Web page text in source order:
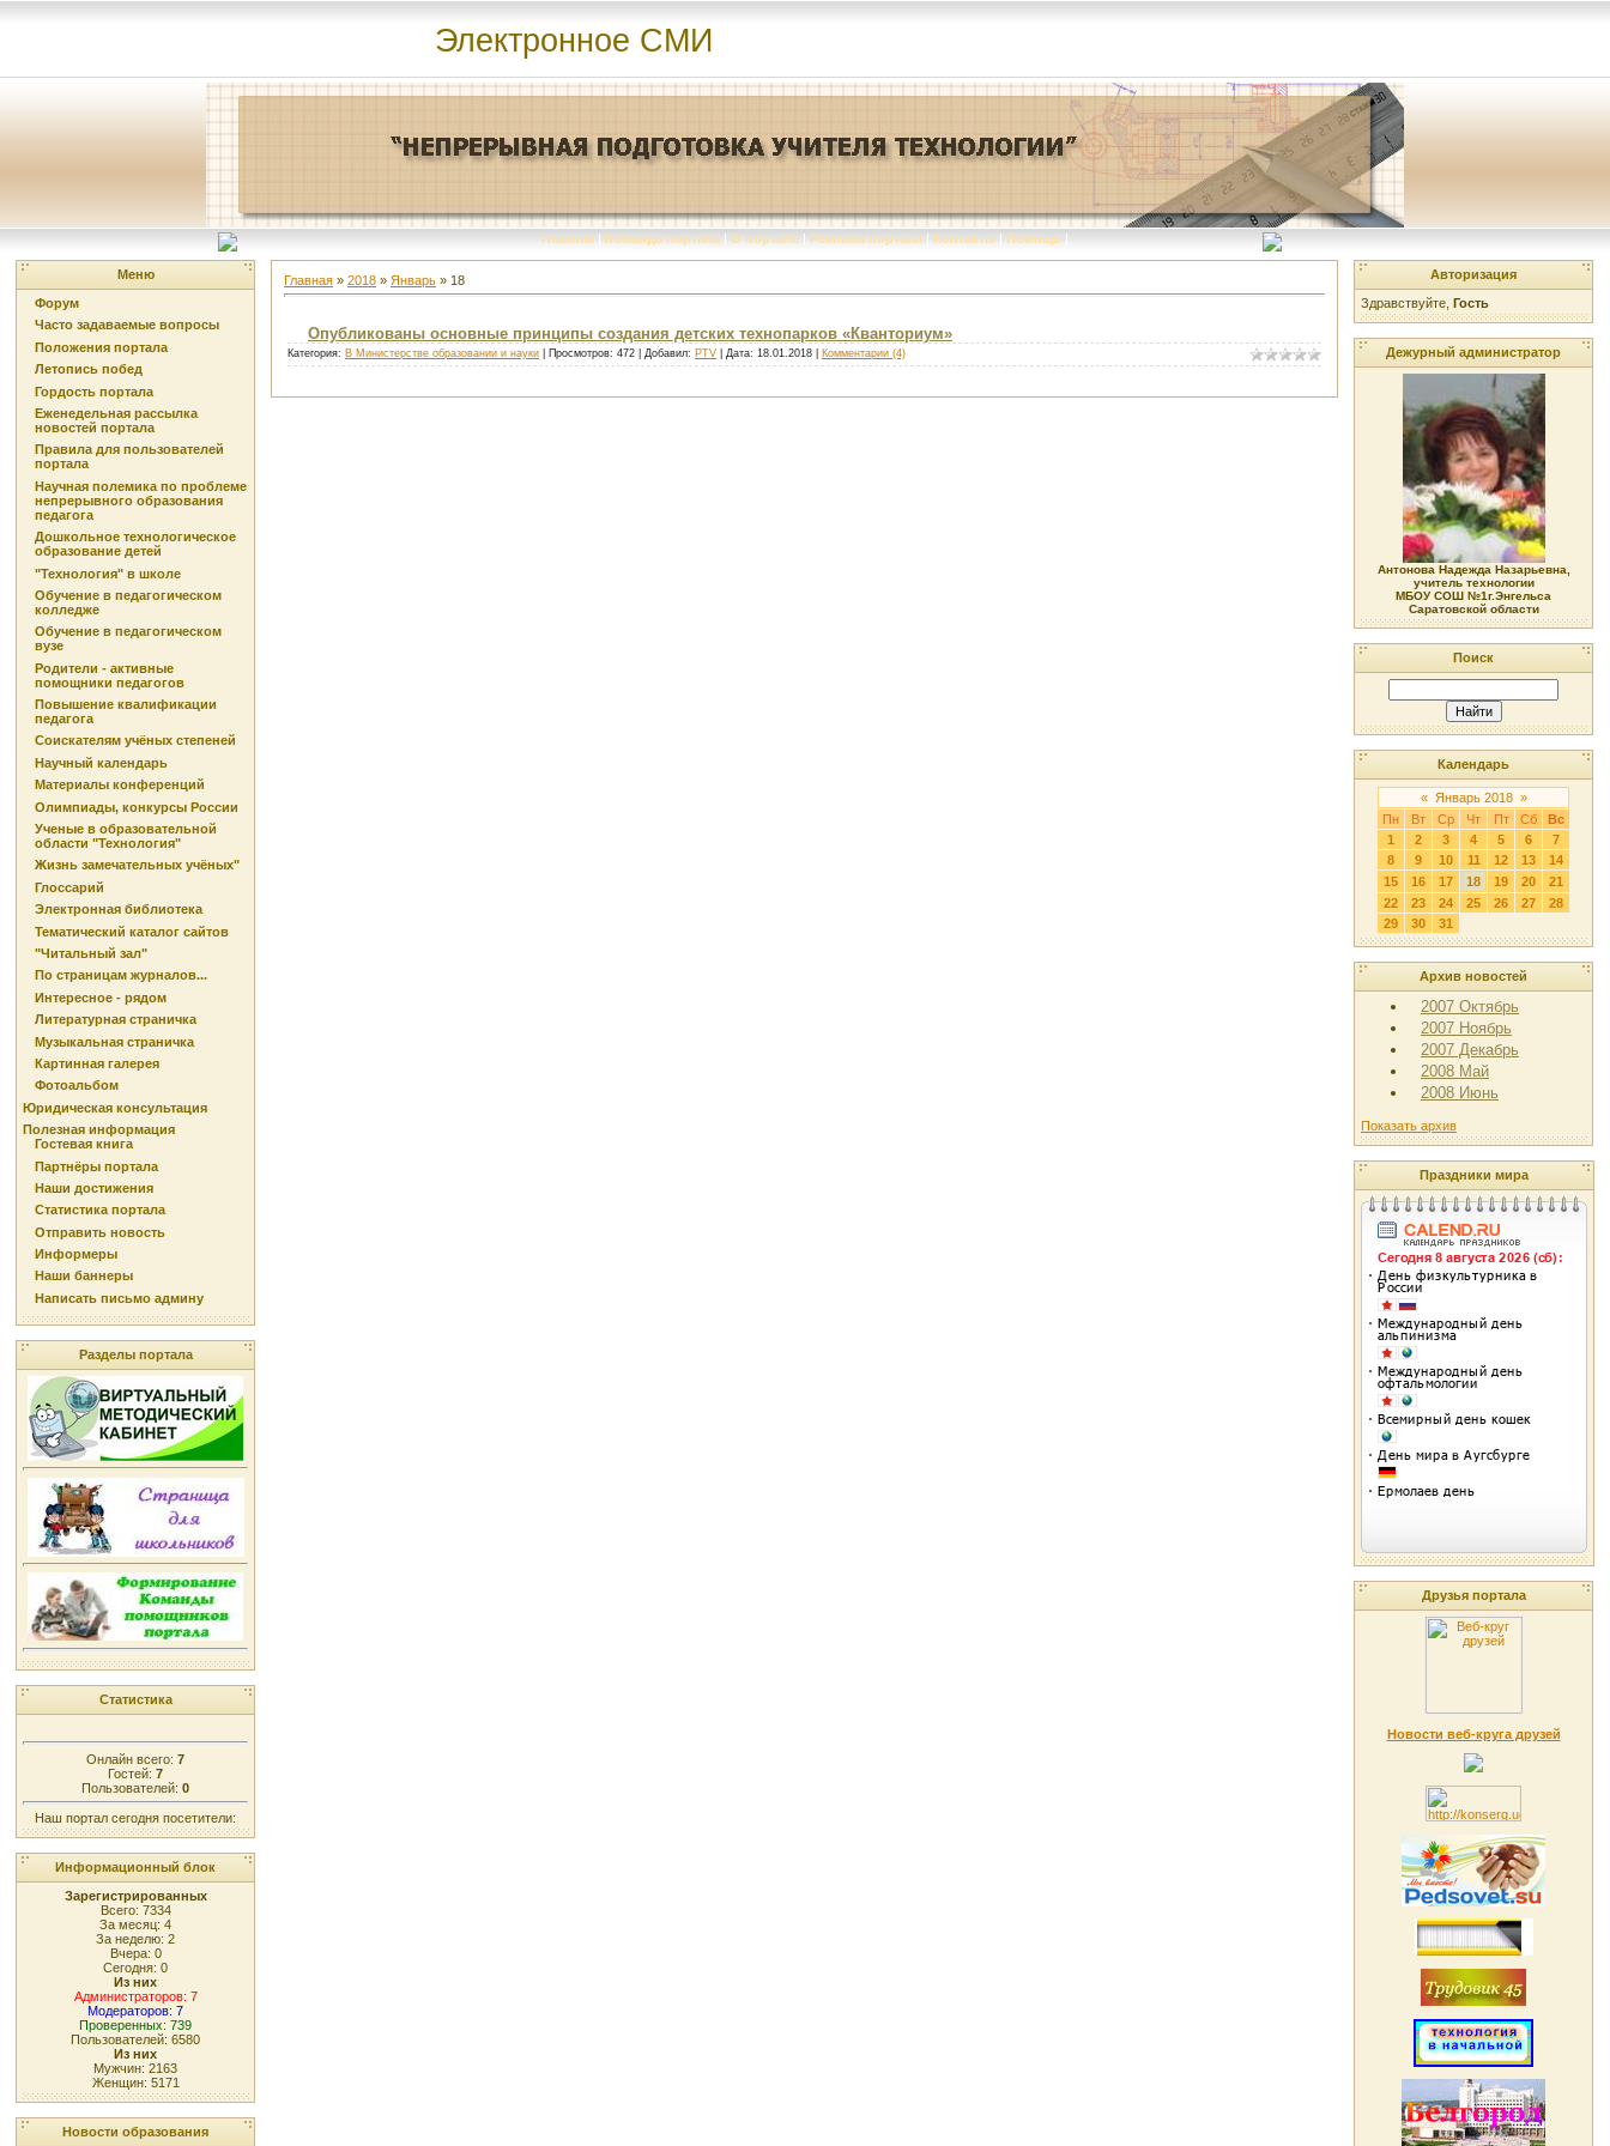
Электронное СМИ
Главная | Команда портала | О портале | Реклама портала | Контакты | Помощь |
Меню
Форум
Часто задаваемые вопросы
Положения портала
Летопись побед
Гордость портала
Еженедельная рассылка
новостей портала
Правила для пользователей
портала
Научная полемика по проблеме
непрерывного образования
педагога
Дошкольное технологическое
образование детей
"Технология" в школе
Обучение в педагогическом
колледже
Обучение в педагогическом
вузе
Родители - активные
помощники педагогов
Повышение квалификации
педагога
Соискателям учёных степеней
Научный календарь
Материалы конференций
Олимпиады, конкурсы России
Ученые в образовательной
области "Технология"
Жизнь замечательных учёных"
Глоссарий
Электронная библиотека
Тематический каталог сайтов
"Читальный зал"
По страницам журналов...
Интересное - рядом
Литературная страничка
Музыкальная страничка
Картинная галерея
Фотоальбом
Юридическая консультация
Полезная информация
Гостевая книга
Партнёры портала
Наши достижения
Статистика портала
Отправить новость
Информеры
Наши баннеры
Написать письмо админу
Разделы портала
Статистика
Онлайн всего: 7
Гостей: 7
Пользователей: 0
Наш портал сегодня посетители:
Информационный блок
Зарегистрированных
Всего: 7334
За месяц: 4
За неделю: 2
Вчера: 0
Сегодня: 0
Из них
Администраторов: 7
Модераторов: 7
Проверенных: 739
Пользователей: 6580
Из них
Мужчин: 2163
Женщин: 5171
Новости образования
Главная » 2018 » Январь » 18
Опубликованы основные принципы создания детских технопарков «Кванториум»
Категория: В Министерстве образовании и науки | Просмотров: 472 | Добавил: PTV | Дата: 18.01.2018 Комментарии (4)
Авторизация
Здравствуйте, Гость
Дежурный администратор
Антонова Надежда Назарьевна,
учитель технологии
МБОУ СОШ №1г.Энгельса
Саратовской области
Поиск
Календарь
« Январь 2018 »
Пн
Вт Ср Чт Пт Сб
Вс
1
2 3 4 5 6
7
8
9 10 11 12 13
14
15
16 17 18 19 20
21
22
23 24 25 26 27
28
29
30 31
Архив новостей
2007 Октябрь
2007 Ноябрь
2007 Декабрь
2008 Май
2008 Июнь
Показать архив
Праздники мира
Друзья портала
Новости веб-круга друзей